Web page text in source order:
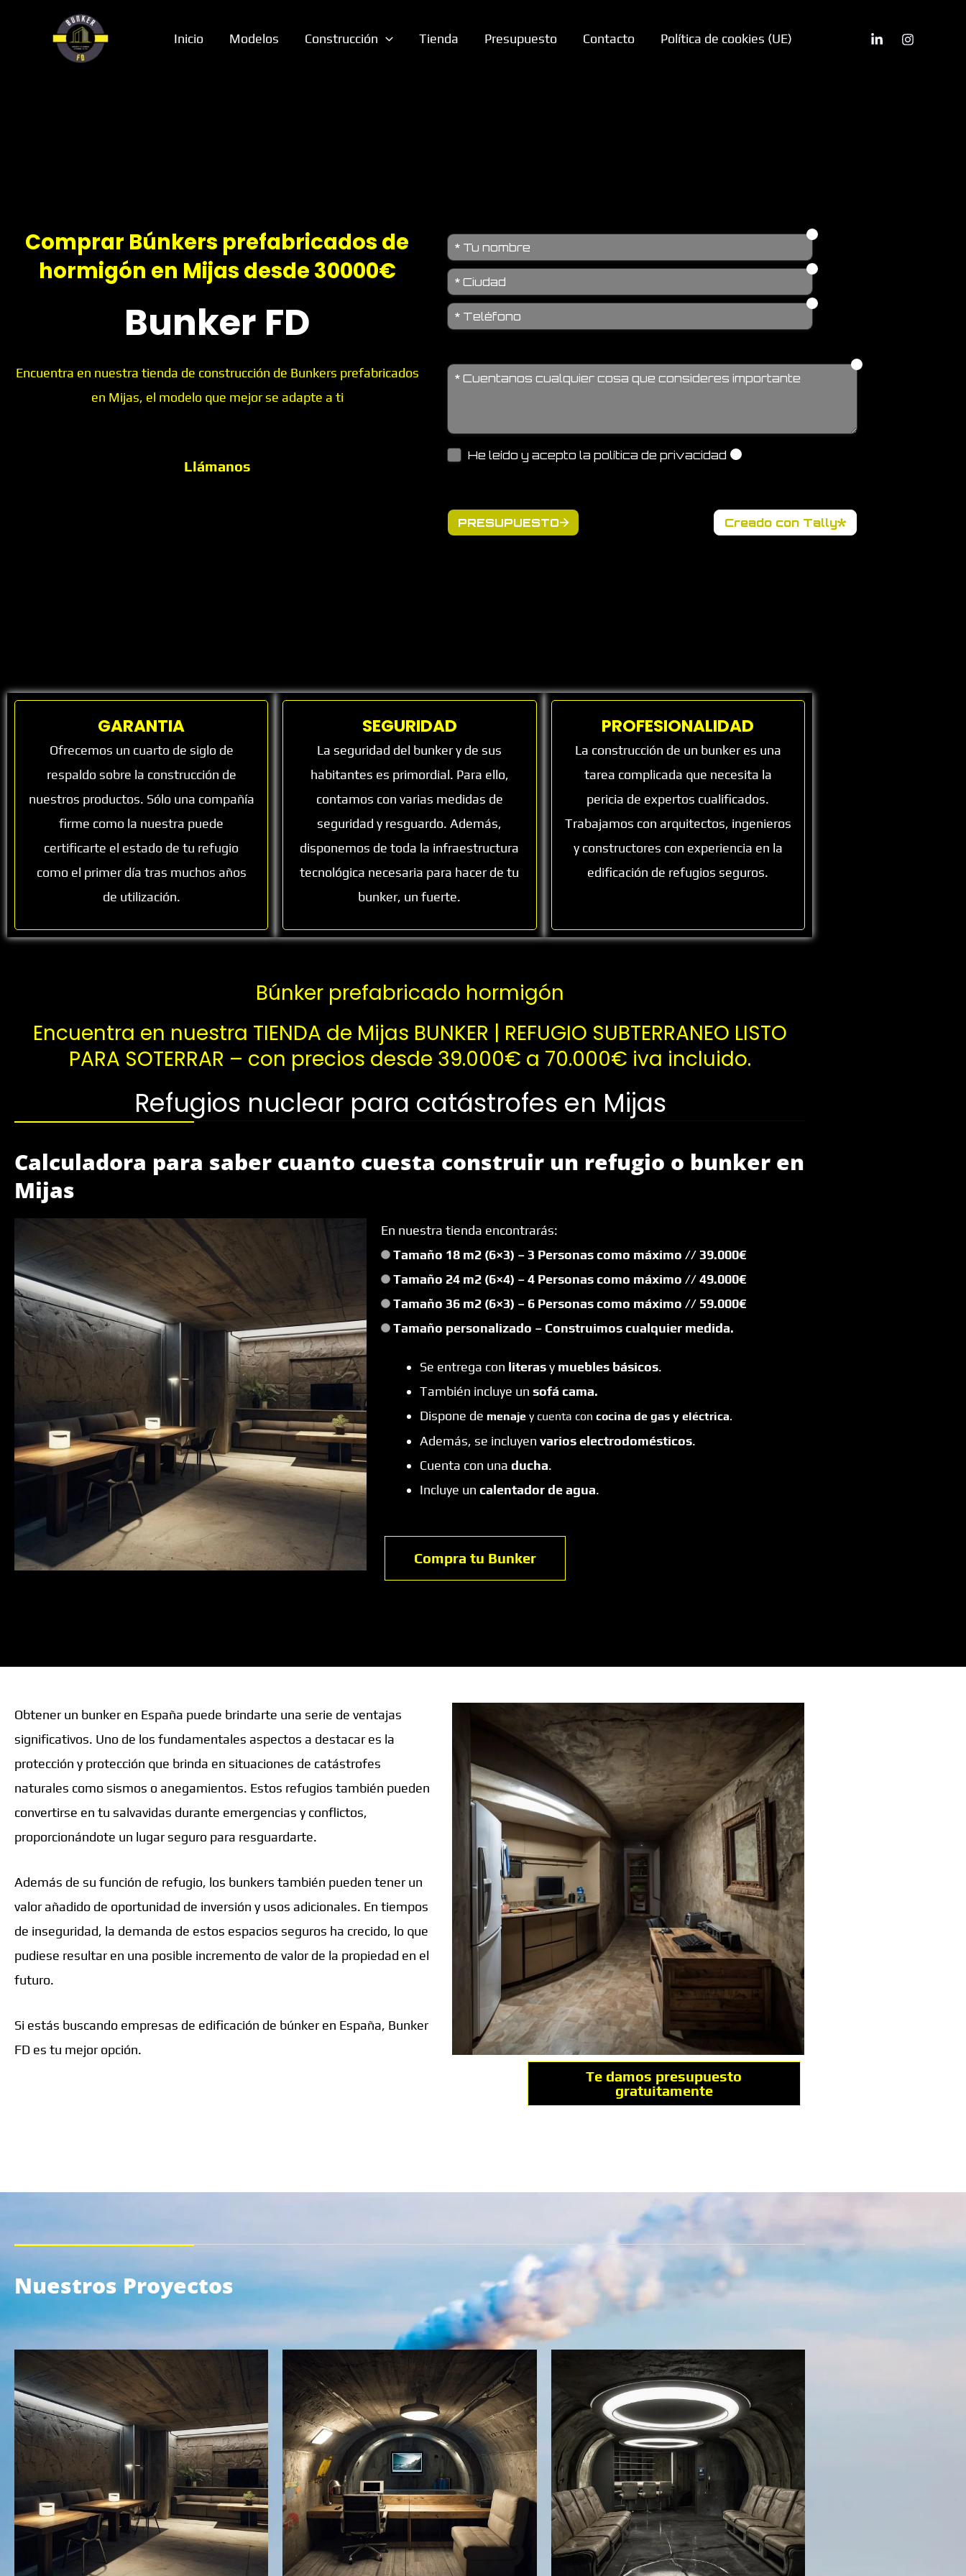
Inicio Modelos Construcción Tienda Presupuesto Contacto Política de cookies (UE)
Comprar Búnkers prefabricados de
hormigón en Mijas desde 30000€
Bunker FD
Encuentra en nuestra tienda de construcción de Bunkers prefabricados
en Mijas, el modelo que mejor se adapte a ti
Llámanos
GARANTIA
Ofrecemos un cuarto de siglo de
respaldo sobre la construcción de
nuestros productos. Sólo una compañía
firme como la nuestra puede
certificarte el estado de tu refugio
como el primer día tras muchos años
de utilización.
SEGURIDAD
La seguridad del bunker y de sus
habitantes es primordial. Para ello,
contamos con varias medidas de
seguridad y resguardo. Además,
disponemos de toda la infraestructura
tecnológica necesaria para hacer de tu
bunker, un fuerte.
PROFESIONALIDAD
La construcción de un bunker es una
tarea complicada que necesita la
pericia de expertos cualificados.
Trabajamos con arquitectos, ingenieros
y constructores con experiencia en la
edificación de refugios seguros.
Búnker prefabricado hormigón
Encuentra en nuestra TIENDA de Mijas BUNKER | REFUGIO SUBTERRANEO LISTO
PARA SOTERRAR – con precios desde 39.000€ a 70.000€ iva incluido.
Refugios nuclear para catástrofes en Mijas
Calculadora para saber cuanto cuesta construir un refugio o bunker en
Mijas
En nuestra tienda encontrarás:
Tamaño 18 m2 (6×3) – 3 Personas como máximo // 39.000€
Tamaño 24 m2 (6×4) – 4 Personas como máximo // 49.000€
Tamaño 36 m2 (6×3) – 6 Personas como máximo // 59.000€
Tamaño personalizado – Construimos cualquier medida.
Se entrega con literasy muebles básicos.
También incluye un sofá cama.
Dispone de menajey cuenta con cocina de gas y eléctrica.
Además, se incluyen varios electrodomésticos.
Cuenta con una ducha.
Incluye un calentador de agua.
Compra tu Bunker
Obtener un bunker en España puede brindarte una serie de ventajas
significativos. Uno de los fundamentales aspectos a destacar es la
protección y protección que brinda en situaciones de catástrofes
naturales como sismos o anegamientos. Estos refugios también pueden
convertirse en tu salvavidas durante emergencias y conflictos,
proporcionándote un lugar seguro para resguardarte.
Además de su función de refugio, los bunkers también pueden tener un
valor añadido de oportunidad de inversión y usos adicionales. En tiempos
de inseguridad, la demanda de estos espacios seguros ha crecido, lo que
pudiese resultar en una posible incremento de valor de la propiedad en el
futuro.
Si estás buscando empresas de edificación de búnker en España, Bunker
FD es tu mejor opción.
Te damos presupuesto
gratuitamente
Nuestros Proyectos